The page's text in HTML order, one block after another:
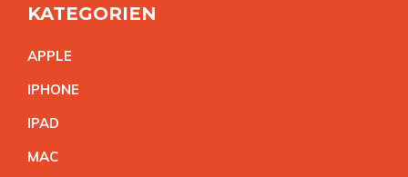
KATEGORIEN
APPLE
IPHONE
IPAD
MAC